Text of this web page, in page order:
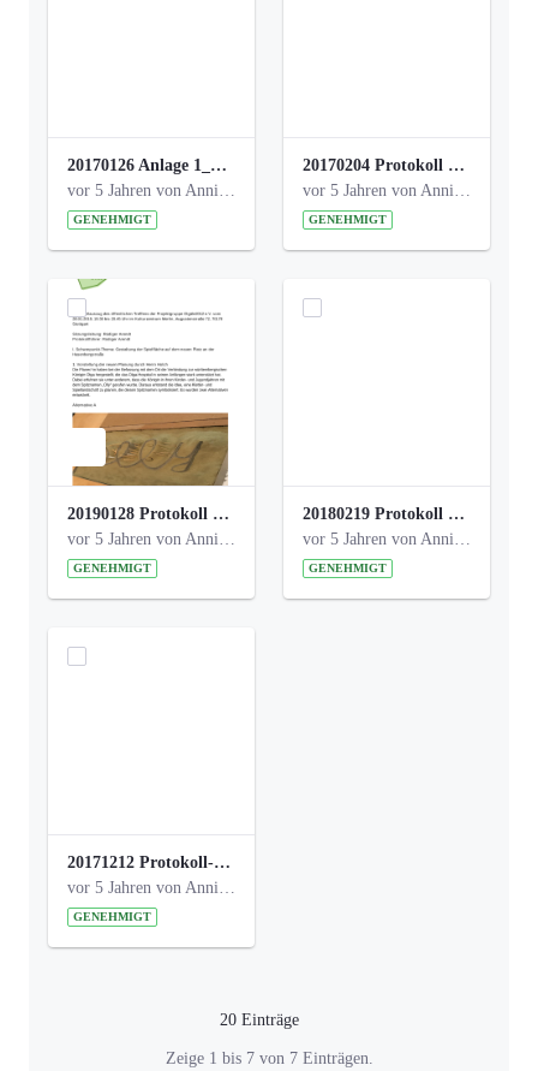
20170126 Anlage 1_Kinderbeteiligung_Olga_Areal_Auswertung.pdf
vor 5 Jahren von Anni Schlumberger
GENEHMIGT
20170204 Protokoll Workshop 2 Promenade Schloßstraße .pdf
vor 5 Jahren von Anni Schlumberger
GENEHMIGT
20190128 Protokoll der Projektgruppe Olgäle.pdf
vor 5 Jahren von Anni Schlumberger
GENEHMIGT
20180219 Protokoll der Projektgruppe Olgaele2012.pdf
vor 5 Jahren von Anni Schlumberger
GENEHMIGT
20171212 Protokoll-Klettergerüst-3b-neu-.pdf
vor 5 Jahren von Anni Schlumberger
GENEHMIGT
20 Einträge
Pro Seite
Zeige 1 bis 7 von 7 Einträgen.